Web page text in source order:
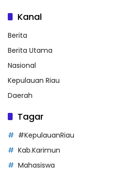
Kanal
Berita
Berita Utama
Nasional
Kepulauan Riau
Daerah
Tagar
#KepulauanRiau
Kab.Karimun
Mahasiswa